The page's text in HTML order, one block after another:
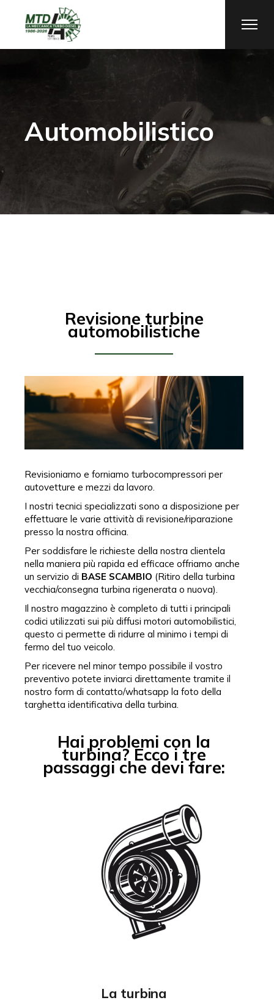
Automobilistico
Revisione turbine
automobilistiche
Revisioniamo e forniamo turbocompressori per
autovetture e mezzi da lavoro.
I nostri tecnici specializzati sono a disposizione per
effettuare le varie attività di revisione/riparazione
presso la nostra officina.
Per soddisfare le richieste della nostra clientela
nella maniera più rapida ed efficace offriamo anche
un servizio di BASE SCAMBIO (Ritiro della turbina
vecchia/consegna turbina rigenerata o nuova).
Il nostro magazzino è completo di tutti i principali
codici utilizzati sui più diffusi motori automobilistici,
questo ci permette di ridurre al minimo i tempi di
fermo del tuo veicolo.
Per ricevere nel minor tempo possibile il vostro
preventivo potete inviarci direttamente tramite il
nostro form di contatto/whatsapp la foto della
targhetta identificativa della turbina.
Hai problemi con la
turbina? Ecco i tre
passaggi che devi fare:
La turbina